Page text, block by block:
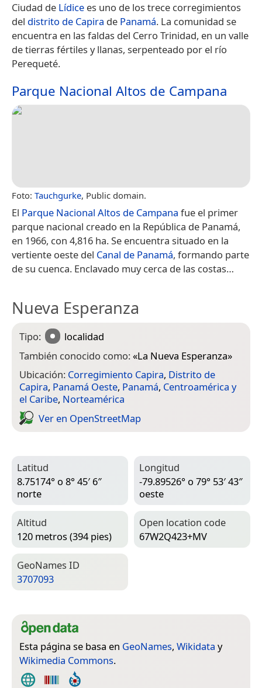
Ciudad de Lídice es uno de los trece corregimientos
del distrito de Capira de Panamá. La comunidad se
encuentra en las faldas del Cerro Trinidad, en un valle
de tierras fértiles y llanas, serpenteado por el río
Perequeté.
Parque Nacional Altos de Campana
Foto: Tauchgurke, Public domain.
El Parque Nacional Altos de Campana fue el primer
parque nacional creado en la República de Panamá,
en 1966, con 4,816 ha.​​​ Se encuentra situado en la
vertiente oeste del Canal de Panamá, formando parte
de su cuenca.​ Enclavado muy cerca de las costas…
Nueva Esperanza
Tipo:
localidad
También conocido como:«La Nueva Esperanza»
Ubicación: Corregimiento Capira, Distrito de
Capira, Panamá Oeste, Panamá, Centroamérica y
el Caribe, Norteamérica
Ver en Open­Street­Map
Latitud
8.75174° o 8° 45′ 6″
norte
Longitud
-79.89526° o 79° 53′ 43″
oeste
Altitud
120 metros (394 pies)
Open location code
67W2Q423+MV
Geo­Names ID
3707093
Esta página se basa en GeoNames, Wikidata y
Wikimedia Commons.